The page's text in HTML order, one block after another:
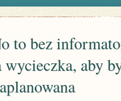
to bez
aby